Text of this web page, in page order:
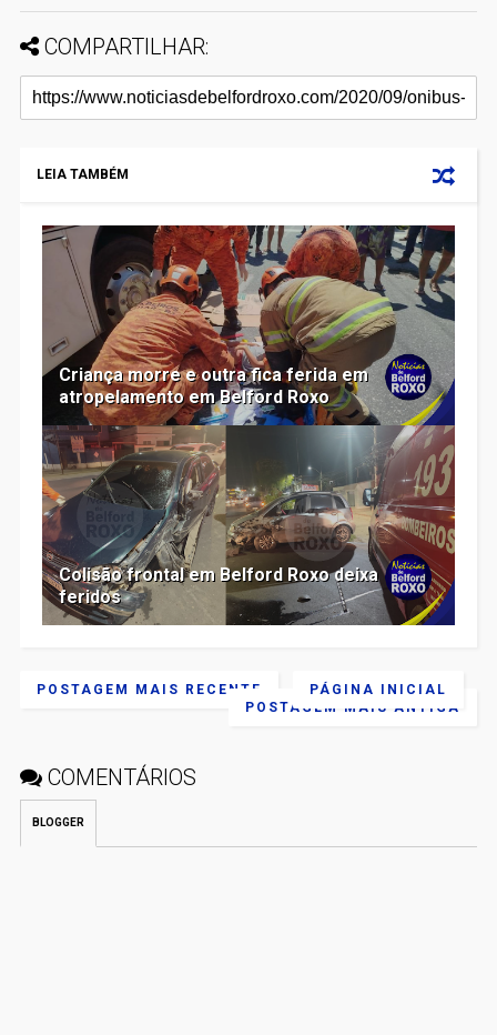
COMPARTILHAR:
LEIA TAMBÉM
Criança morre e outra fica ferida em
atropelamento em Belford Roxo
Colisão frontal em Belford Roxo deixa
feridos
POSTAGEM MAIS RECENTE
POSTAGEM MAIS ANTIGA
PÁGINA INICIAL
COMENTÁRIOS
BLOGGER